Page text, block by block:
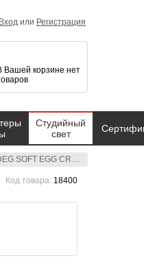
сотовая решетка (BW-1501)
Код товара: 18400
Вход или Регистрация
Вашей корзине нет
Студийный
свет